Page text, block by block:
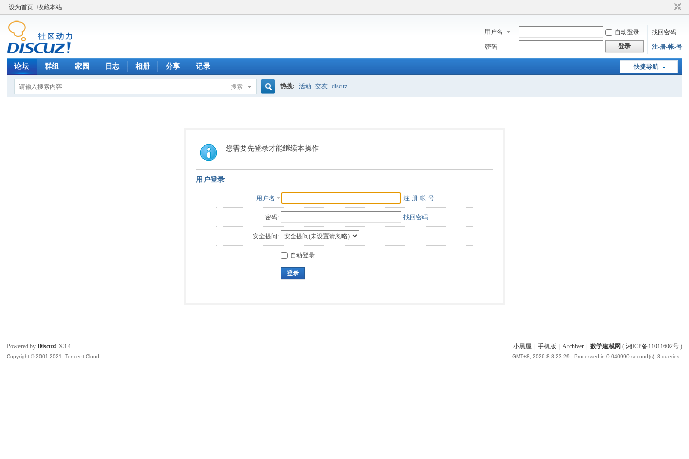
设为首页 收藏本站
用户名 自动登录
找回密码
密码
登录 注-册-帐-号
快捷导航
论坛 群组 家园 日志 相册 分享 记录
搜索
索
热搜: 活动 交友 discuz
您需要先登录才能继续本操作
用户登录
用户名 注-册-帐-号
密码: 找回密码
安全提问:
自动登录
登录
小黑屋 手机版 Archiver 数学建模网 ( 湘ICP备11011602号)
GMT+8, 2026-8-8 23:29 , Processed in 0.040990 second(s), 8 queries .
Powered byDiscuz! X3.4
Copyright © 2001-2021, Tencent Cloud.